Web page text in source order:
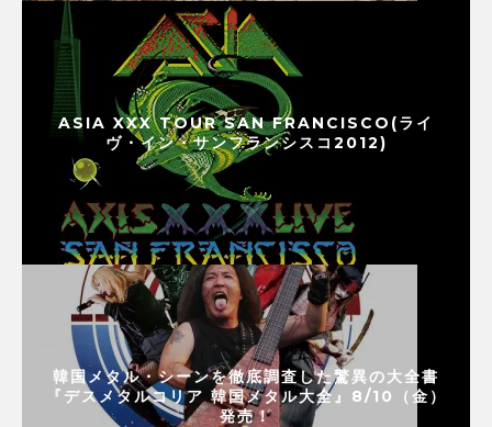
ASIA XXX TOUR SAN FRANCISCO(ライ
ヴ・イン・サンフランシスコ2012)
韓国メタル・シーンを徹底調査した驚異の大全書
『デスメタルコリア 韓国メタル大全』8/10（金）
発売！